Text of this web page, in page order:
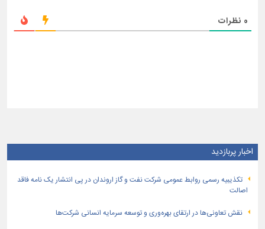
0 نظرات
اخبار پربازدید
تكذیبیه رسمی روابط عمومی شركت نفت و گاز اروندان در پی انتشار یک نامه فاقد
اصالت
نقش تعاونی‌ها در ارتقای بهره‌وری و توسعه سرمایه انسانی شرکت‌ها